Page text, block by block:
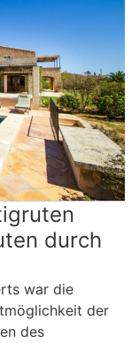
durch
war die
der
des